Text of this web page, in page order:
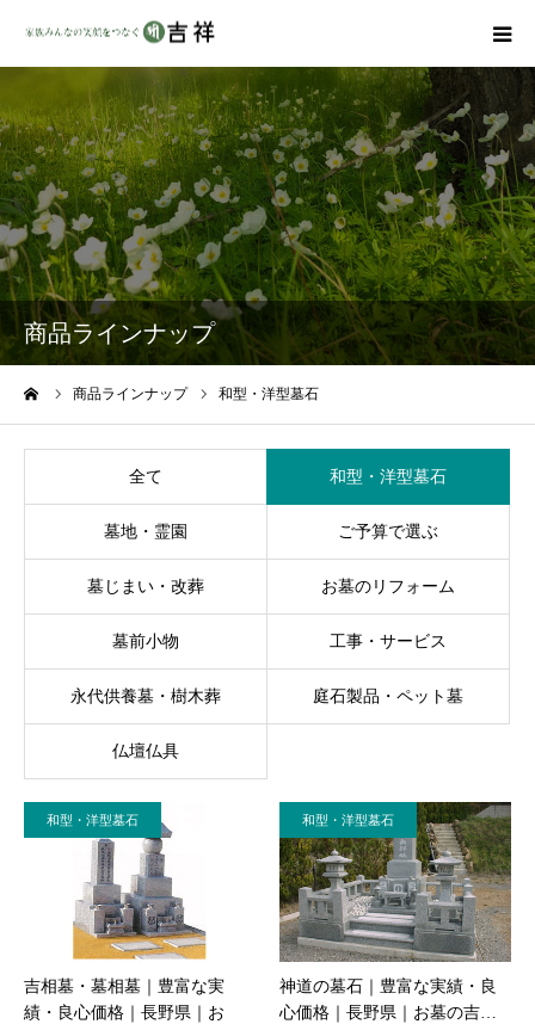
商品ラインナップ
商品ラインナップ 和型・洋型墓石
全て 和型・洋型墓石
墓地・霊園 ご予算で選ぶ
墓じまい・改葬 お墓のリフォーム
墓前小物 工事・サービス
永代供養墓・樹木葬 庭石製品・ペット墓
仏壇仏具
和型・洋型墓石
吉相墓・墓相墓｜豊富な実
績・良心価格｜長野県｜お
和型・洋型墓石
神道の墓石｜豊富な実績・良
心価格｜長野県｜お墓の吉…
戒名彫りについて
商品ラインナップ
墓地・霊園を探す
吉祥の特徴